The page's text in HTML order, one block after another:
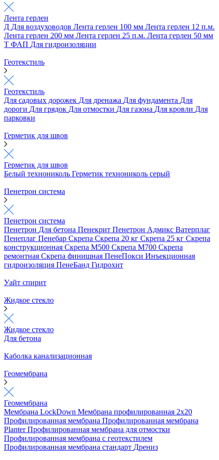
Лента герлен
Д Для воздуховодов Лента герлен 100 мм Лента герлен 12 п.м.
Лента герлен 200 мм Лента герлен 25 п.м. Лента герлен 50 мм
Т ФАП Для гидроизоляции
Геотекстиль
Геотекстиль
Для садовых дорожек Для дренажа Для фундамента Для
дороги Для грядок Для отмостки Для газона Для кровли Для
парковки
Герметик для швов
Герметик для швов
Белый технониколь Герметик технониколь серый
Пенетрон система
Пенетрон система
Пенетрон Для бетона Пенекрит Пенетрон Адмикс Ватерплаг
Пенеплаг Пенебар Скрепа Скрепа 20 кг Скрепа 25 кг Скрепа
конструкционная Скрепа М500 Скрепа М700 Скрепа
ремонтная Скрепа финишная ПенеПокси Инъекционная
гидроизоляция ПенеБанд Гидрохит
Уайт спирит
Жидкое стекло
Жидкое стекло
Для бетона
Каболка канализационная
Геомембрана
Геомембрана
Мембрана LockDown Мембрана профилированная 2х20
Профилированная мембрана Профилированная мембрана
PlanterПрофилированная мембрана для отмостки
Профилированная мембрана с геотекстилем
Профилированная мембрана стандарт Дрениз